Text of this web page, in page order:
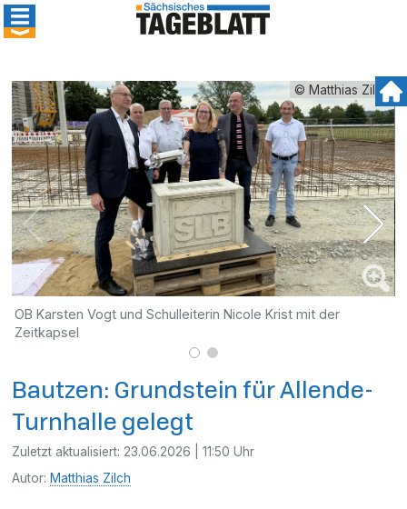
© Matthias Zilch
OB Karsten Vogt und Schulleiterin Nicole Krist mit der
Zeitkapsel
Bautzen: Grundstein für Allende-
Turnhalle gelegt
Zuletzt aktualisiert: 23.06.2026 | 11:50 Uhr
Autor: Matthias Zilch